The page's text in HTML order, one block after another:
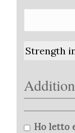
Strength
Ho letto